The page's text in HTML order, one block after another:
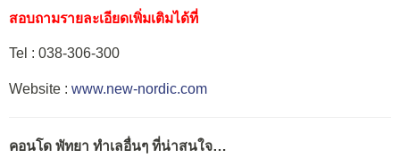
สอบถามรายละเอียดเพิ่มเติมได้ที่
Tel : 038-306-300
Website : www.new-nordic.com
คอนโด พัทยา ทำเลอื่นๆ ที่น่าสนใจ…